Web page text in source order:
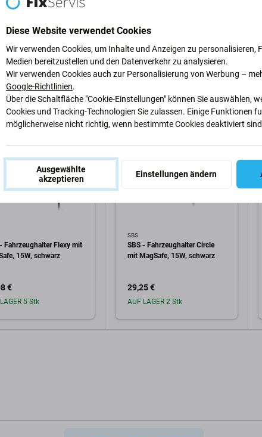
Fahrzeughalter Flexy mit
15W, schwarz
€
5 Stk
SBS
SBS - Fahrzeughalter Circle
mit MagSafe, 15W, schwarz
29,25 €
AUF LAGER 2 Stk
Diese Website verwendet Cookies
Wir verwenden Cookies, um Inhalte und Anzeigen zu personalisieren,
Medien bereitzustellen und den Datenverkehr zu analysieren.
Wir verwenden Cookies auch zur Personalisierung von Werbung –
Google-Richtlinien.
Über die Schaltfläche "Cookie-Einstellungen" können Sie auswählen,
Cookies und Tracking-Technologien Sie zulassen. Einige Funktionen
möglicherweise nicht richtig, wenn bestimmte Cookies deaktiviert
Ausgewählte
akzeptieren
Einstellungen ändern